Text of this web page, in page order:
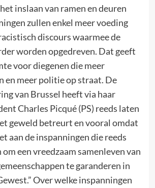
inslaan van ramen en deuren
zullen enkel meer voeding
discours waarmee de
worden opgedreven. Dat geeft
voor diegenen die meer
en meer politie op straat. De
van Brussel heeft via haar
Charles Picqué (PS) reeds laten
geweld betreurt en vooral omdat
aan de inspanningen die reeds
een vreedzaam samenleven van
te garanderen in
Over welke inspanningen